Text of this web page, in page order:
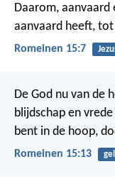
Daarom, aanvaard
aanvaard heeft,
Romeinen 15:7
De God nu van de
blijdschap en
bent in de hoop,
Romeinen 15:13